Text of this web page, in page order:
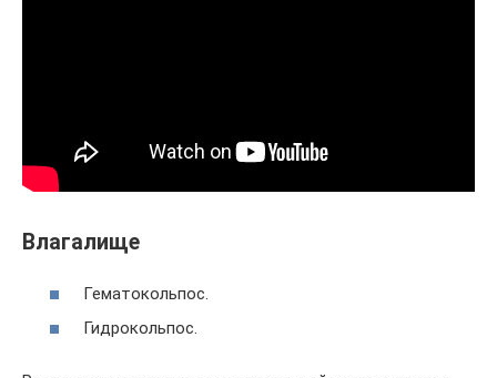
Влагалище
Гематокольпос.
Гидрокольпос.